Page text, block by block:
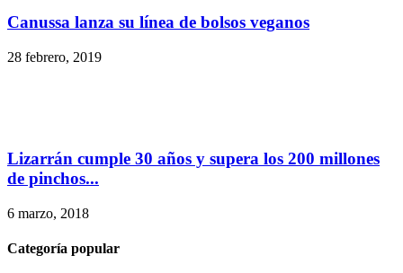
Canussa lanza su línea de bolsos veganos
28 febrero, 2019
Lizarrán cumple 30 años y supera los 200 millones
de pinchos...
6 marzo, 2018
Categoría popular